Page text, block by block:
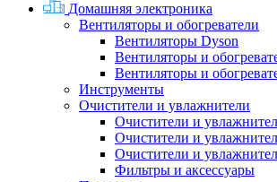
Домашняя электроника
Вентиляторы и обогреватели
Вентиляторы Dyson
Вентиляторы и
Вентиляторы и
Инструменты
Очистители и увлажнители
Очистители и
Очистители и
Очистители и
Фильтры и аксессуары